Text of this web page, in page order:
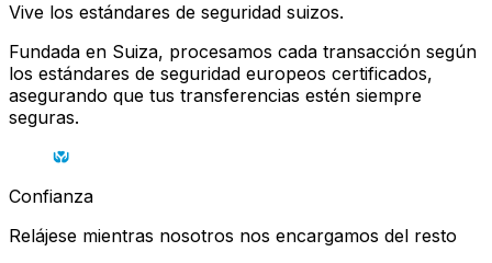
Vive los estándares de seguridad suizos.
Fundada en Suiza, procesamos cada transacción según
los estándares de seguridad europeos certificados,
asegurando que tus transferencias estén siempre
seguras.
Confianza
Relájese mientras nosotros nos encargamos del resto